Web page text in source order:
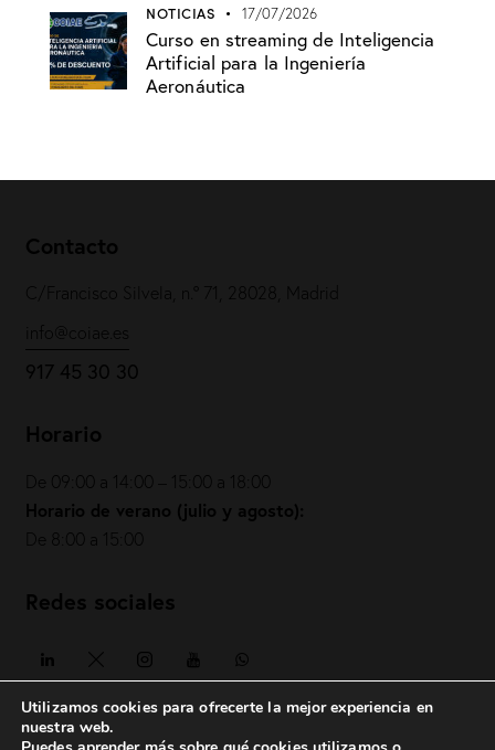
NOTICIAS 17/07/2026
Curso en streaming de Inteligencia
Artificial para la Ingeniería
Aeronáutica
Contacto
C/Francisco Silvela, n.º 71, 28028, Madrid
info@coiae.es
917 45 30 30
Horario
De 09:00 a 14:00 – 15:00 a 18:00
Horario de verano (julio y agosto):
De 8:00 a 15:00
Redes sociales
Utilizamos cookies para ofrecerte la mejor experiencia en
nuestra web.